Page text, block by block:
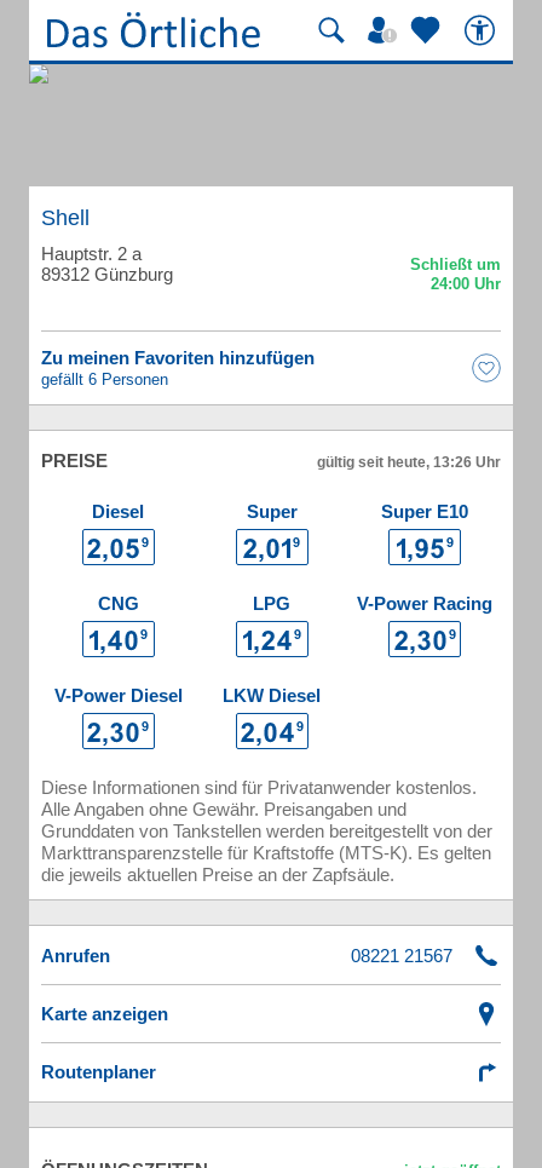
Shell
Hauptstr. 2 a
89312 Günzburg
Zu meinen Favoriten hinzufügen
gefällt 6 Personen
PREISE gültig seit heute, 13:26 Uhr
Diesel Super Super E10
CNG LPG V-Power Racing
V-Power Diesel LKW Diesel
Diese Informationen sind für Privatanwender kostenlos.
Alle Angaben ohne Gewähr. Preisangaben und
Grunddaten von Tankstellen werden bereitgestellt von der
Markttransparenzstelle für Kraftstoffe (MTS-K). Es gelten
die jeweils aktuellen Preise an der Zapfsäule.
Anrufen
Karte anzeigen
Routenplaner